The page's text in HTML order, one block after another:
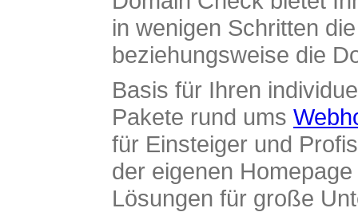
in wenigen Schritten
beziehungsweise die
Basis für Ihren
Pakete rund ums
für Einsteiger und
der eigenen
Lösungen für große